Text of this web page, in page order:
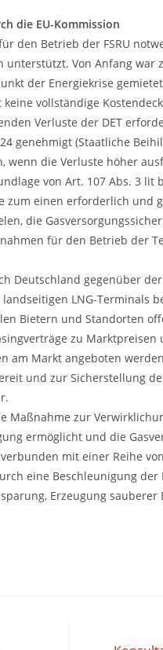
die EU-Kommission
den Betrieb der FSRU
Von Anfang war
der Energiekrise
vollständige
Verluste der DET
genehmigt (Staatliche
wenn die Verluste höher
von Art. 107 Abs. 3 lit
zum einen erforderlich und
die
für den Betrieb der
Deutschland gegenüber
LNG-Terminals
Bietern und Standorten
zu
am Markt angeboten
und zur Sicherstellung
Maßnahme zur
ermöglicht und die
mit einer Reihe
eine Beschleunigung
Erzeugung